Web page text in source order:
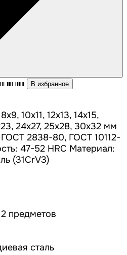
В избранное
10х11, 12х13, 14х15,
24х27, 25х28, 30х32 мм
2838-80, ГОСТ 10112-
47-52 HRC Материал:
(31CrV3)
предметов
сталь